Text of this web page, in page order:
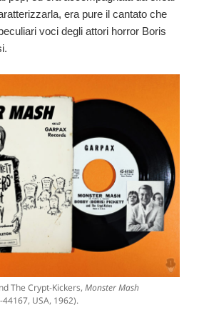
era pure il cantato che
voci degli attori horror Boris
The Crypt-Kickers,Monster Mash
USA, 1962).